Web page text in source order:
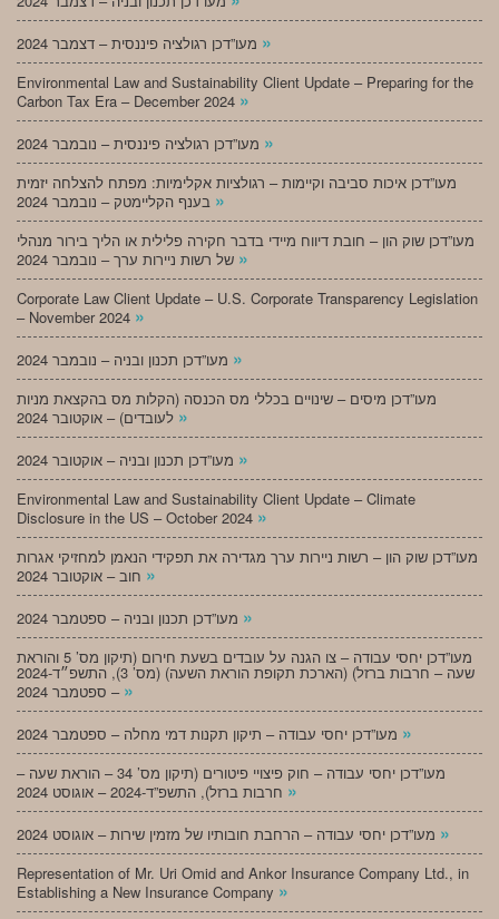
»
Environmental Law and Sustainability Client Update – Preparing for the
Carbon Tax Era – December 2024 »
»
מעו”דכן איכות סביבה וקיימות – רגולציות אקלימיות: מפתח להצלחה יזמית
»
מעו”דכן שוק הון – חובת דיווח מיידי בדבר חקירה פלילית או הליך בירור מנהלי
»
Corporate Law Client Update – U.S. Corporate Transparency Legislation
– November 2024 »
»
מעו”דכן מיסים – שינויים בכללי מס הכנסה (הקלות מס בהקצאת מניות
»
»
Environmental Law and Sustainability Client Update – Climate
Disclosure in the US – October 2024 »
מעו”דכן שוק הון – רשות ניירות ערך מגדירה את תפקידי הנאמן למחזיקי אגרות
»
»
מעו”דכן יחסי עבודה – צו הגנה על עובדים בשעת חירום (תיקון מס’ 5 והוראת
שעה – חרבות ברזל) (הארכת תקופת הוראת השעה) (מס’ 3), התשפ״ד-2024
– ספטמבר 2024 »
»
מעו”דכן יחסי עבודה – חוק פיצויי פיטורים (תיקון מס’ 34 – הוראת שעה –
»
»
Representation of Mr. Uri Omid and Ankor Insurance Company Ltd., in
Establishing a New Insurance Company »